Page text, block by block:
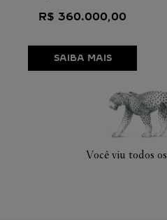
R$ 360.000,00
SAIBA MAIS
Você viu todos os